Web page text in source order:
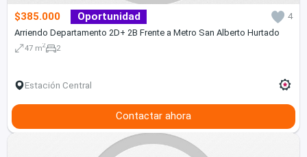
$385.000 Oportunidad
4
Arriendo Departamento 2D+ 2B Frente a Metro San Alberto Hurtado
47 m2 2
Estación Central
Contactar ahora